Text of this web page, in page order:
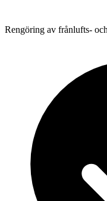
Rengöring av frånlufts-